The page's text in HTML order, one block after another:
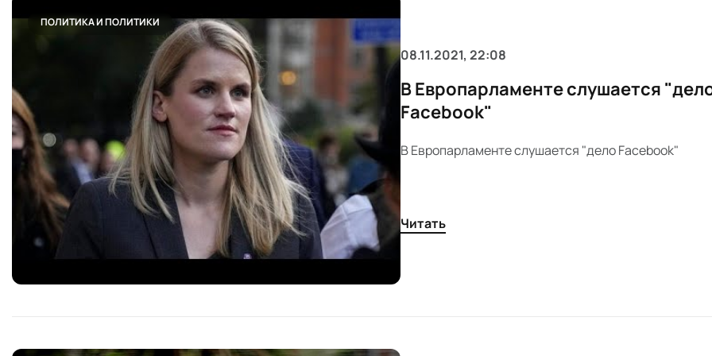
ПОЛИТИКА И ПОЛИТИКИ
08.11.2021, 22:08
В Европарламенте слушается
Facebook"
В Европарламенте слушается "дело Facebook"
Читать